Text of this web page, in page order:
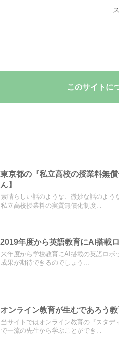
このサイトに
東京都の『私立高校の授業料無
ん】
素晴らしい話のような、微妙な話のよう
私立高校授業料の実質無償化制度...
2019年度から英語教育にAI搭載
来年度から学校教育にAI搭載の英語ロボ
成果が期待できるのでしょう...
オンライン教育が生むであろう
当サイトではオンライン教育の『スタデ
で一流の先生から学ぶことができ...